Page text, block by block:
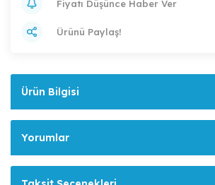
Fiyatı Düşünce Haber Ver
Ürünü Paylaş!
Ürün Bilgisi
Yorumlar